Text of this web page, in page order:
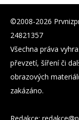
©2008-2026
24821357
Všechna práva
převzetí, šíření či
obrazových
zakázáno.